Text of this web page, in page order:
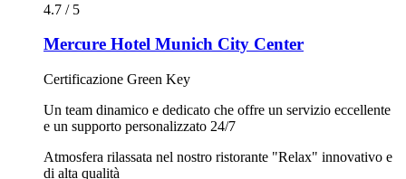
4.7 / 5
Mercure Hotel Munich City Center
Certificazione Green Key
Un team dinamico e dedicato che offre un servizio eccellente
e un supporto personalizzato 24/7
Atmosfera rilassata nel nostro ristorante "Relax" innovativo e
di alta qualità